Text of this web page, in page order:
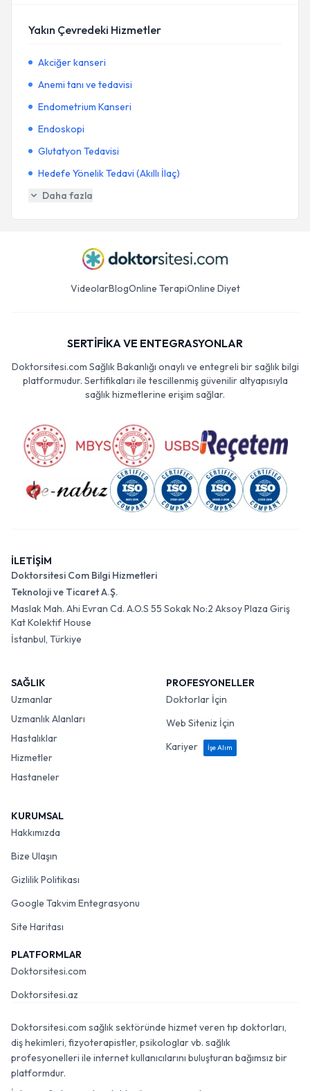
Yakın Çevredeki Hizmetler
Akciğer kanseri
Anemi tanı ve tedavisi
Endometrium Kanseri
Endoskopi
Glutatyon Tedavisi
Hedefe Yönelik Tedavi (Akıllı İlaç)
Daha fazla
VideolarBlogOnline TerapiOnline Diyet
SERTİFİKA VE ENTEGRASYONLAR
Doktorsitesi.com Sağlık Bakanlığı onaylı ve entegreli bir sağlık bilgi
platformudur. Sertifikaları ile tescillenmiş güvenilir altyapısıyla
sağlık hizmetlerine erişim sağlar.
İLETİŞİM
Doktorsitesi Com Bilgi Hizmetleri
Teknoloji ve Ticaret A.Ş.
Maslak Mah. Ahi Evran Cd. A.O.S 55 Sokak No:2 Aksoy Plaza Giriş
Kat Kolektif House
İstanbul, Türkiye
SAĞLIK
Uzmanlar
Uzmanlık Alanları
Hastalıklar
Hizmetler
Hastaneler
PROFESYONELLER
Doktorlar İçin
Web Siteniz İçin
Kariyer
İşe Alım
KURUMSAL
Hakkımızda
Bize Ulaşın
Gizlilik Politikası
Google Takvim Entegrasyonu
Site Haritası
PLATFORMLAR
Doktorsitesi.com
Doktorsitesi.az
Doktorsitesi.com sağlık sektöründe hizmet veren tıp doktorları,
diş hekimleri, fizyoterapistler, psikologlar vb. sağlık
profesyonelleri ile internet kullanıcılarını buluşturan bağımsız bir
platformdur.